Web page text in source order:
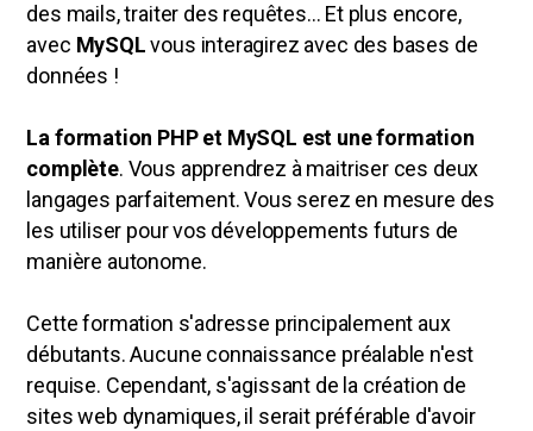
des mails, traiter des requêtes... Et plus encore,
avec MySQLvous interagirez avec des bases de
données !
La formation PHP et MySQL est une formation
complète. Vous apprendrez à maitriser ces deux
langages parfaitement. Vous serez en mesure des
les utiliser pour vos développements futurs de
manière autonome.
Cette formation s'adresse principalement aux
débutants. Aucune connaissance préalable n'est
requise. Cependant, s'agissant de la création de
sites web dynamiques, il serait préférable d'avoir